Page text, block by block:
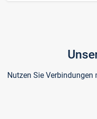
Nutzen Sie